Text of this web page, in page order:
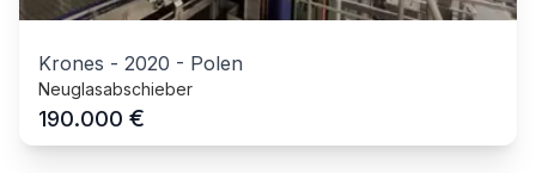
Krones - 2020 - Polen
Neuglasabschieber
190.000 €